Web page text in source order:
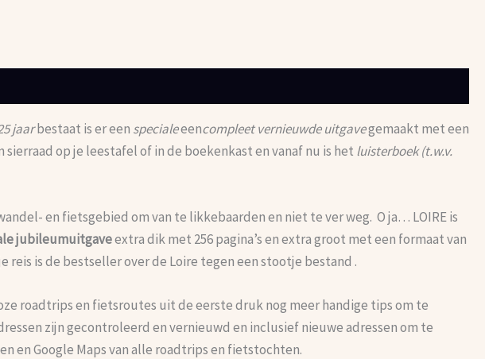
jaarbestaat is er een specialeeencompleet vernieuwde uitgavegemaakt met een
op je leestafel of in de boekenkast en vanaf nu is het luisterboek (t.w.v.
en fietsgebied om van te likkebaarden en niet te ver weg. O ja… LOIRE is
jubileumuitgaveextra dik met 256 pagina’s en extra groot met een formaat van
is de bestseller over de Loire tegen een stootje bestand .
roadtrips en fietsroutes uit de eerste druk nog meer handige tips om te
zijn gecontroleerd en vernieuwd en inclusief nieuwe adressen om te
en Google Maps van alle roadtrips en fietstochten.